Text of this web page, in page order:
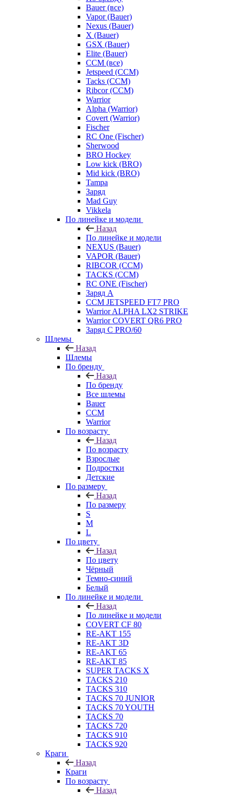
Bauer (все)
Vapor (Bauer)
Nexus (Bauer)
X (Bauer)
GSX (Bauer)
Elite (Bauer)
CCM (все)
Jetspeed (CCM)
Tacks (CCM)
Ribcor (CCM)
Warrior
Alpha (Warrior)
Covert (Warrior)
Fischer
RC One (Fischer)
Sherwood
BRO Hockey
Low kick (BRO)
Mid kick (BRO)
Tampa
Заряд
Mad Guy
Vikkela
По линейке и модели
Назад
По линейке и модели
NEXUS (Bauer)
VAPOR (Bauer)
RIBCOR (CCM)
TACKS (CCM)
RC ONE (Fischer)
Заряд А
CCM JETSPEED FT7 PRO
Warrior ALPHA LX2 STRIKE
Warrior COVERT QR6 PRO
Заряд С PRO/60
Шлемы
Назад
Шлемы
По бренду
Назад
По бренду
Все шлемы
Bauer
CCM
Warrior
По возрасту
Назад
По возрасту
Взрослые
Подростки
Детские
По размеру
Назад
По размеру
S
M
L
По цвету
Назад
По цвету
Чёрный
Темно-синий
Белый
По линейке и модели
Назад
По линейке и модели
COVERT CF 80
RE-AKT 155
RE-AKT 3D
RE-AKT 65
RE-AKT 85
SUPER TACKS X
TACKS 210
TACKS 310
TACKS 70 JUNIOR
TACKS 70 YOUTH
TACKS 70
TACKS 720
TACKS 910
TACKS 920
Краги
Назад
Краги
По возрасту
Назад